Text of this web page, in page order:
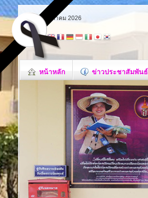
เสาร์ 8 สิงหาคม 2026
หน้าหลัก ข่าวประชาสัมพันธ์